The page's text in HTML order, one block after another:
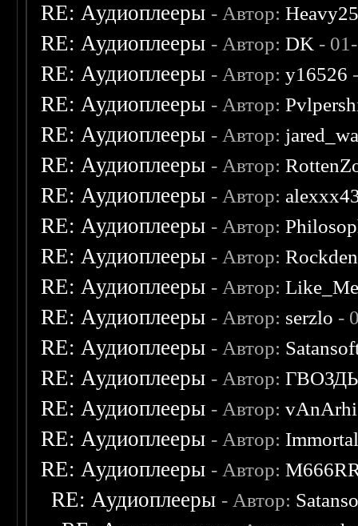
RE: Аудиоплееры - Автор:
RE: Аудиоплееры - Автор:DK -
RE: Аудиоплееры - Автор:y16526
RE: Аудиоплееры - Автор:
RE: Аудиоплееры - Автор:
RE: Аудиоплееры - Автор:
RE: Аудиоплееры - Автор:
RE: Аудиоплееры - Автор:
RE: Аудиоплееры - Автор:Rockden
RE: Аудиоплееры - Автор:
RE: Аудиоплееры - Автор: serzlo -
RE: Аудиоплееры - Автор:
RE: Аудиоплееры - Автор:ГВОЗДЬ
RE: Аудиоплееры - Автор:
RE: Аудиоплееры - Автор:
RE: Аудиоплееры - Автор:
RE: Аудиоплееры - Автор: